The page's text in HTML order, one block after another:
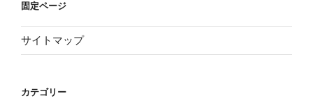
固定ページ
サイトマップ
カテゴリー